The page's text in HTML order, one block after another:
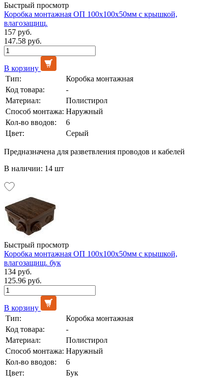
Быстрый просмотр
Коробка монтажная ОП 100х100х50мм с крышкой,
влагозащищ.
157 руб.
147.58 руб.
В корзину
Тип:
Коробка монтажная
Код товара:
-
Материал:
Полистирол
Способ монтажа: Наружный
Кол-во вводов:
6
Цвет:
Серый
Предназначена для разветвления проводов и кабелей
В наличии: 14 шт
Быстрый просмотр
Коробка монтажная ОП 100х100х50мм с крышкой,
влагозащищ. бук
134 руб.
125.96 руб.
В корзину
Тип:
Коробка монтажная
Код товара:
-
Материал:
Полистирол
Способ монтажа: Наружный
Кол-во вводов:
6
Цвет:
Бук